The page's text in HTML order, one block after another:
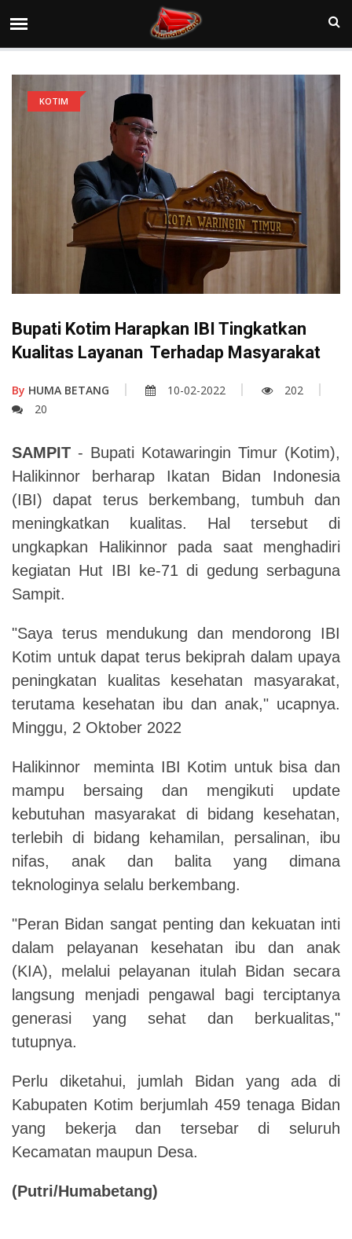
KOTIM
Bupati Kotim Harapkan IBI Tingkatkan
Kualitas Layanan Terhadap Masyarakat
By HUMA BETANG 10-02-2022
202
20
SAMPIT - Bupati Kotawaringin Timur (Kotim),
Halikinnor berharap Ikatan Bidan Indonesia
(IBI) dapat terus berkembang, tumbuh dan
meningkatkan kualitas. Hal tersebut di
ungkapkan Halikinnor pada saat menghadiri
kegiatan Hut IBI ke-71 di gedung serbaguna
Sampit.
"Saya terus mendukung dan mendorong IBI
Kotim untuk dapat terus bekiprah dalam upaya
peningkatan kualitas kesehatan masyarakat,
terutama kesehatan ibu dan anak," ucapnya.
Minggu, 2 Oktober 2022
Halikinnor meminta IBI Kotim untuk bisa dan
mampu bersaing dan mengikuti update
kebutuhan masyarakat di bidang kesehatan,
terlebih di bidang kehamilan, persalinan, ibu
nifas, anak dan balita yang dimana
teknologinya selalu berkembang.
"Peran Bidan sangat penting dan kekuatan inti
dalam pelayanan kesehatan ibu dan anak
(KIA), melalui pelayanan itulah Bidan secara
langsung menjadi pengawal bagi terciptanya
generasi yang sehat dan berkualitas,"
tutupnya.
Perlu diketahui, jumlah Bidan yang ada di
Kabupaten Kotim berjumlah 459 tenaga Bidan
yang bekerja dan tersebar di seluruh
Kecamatan maupun Desa.
(Putri/Humabetang)